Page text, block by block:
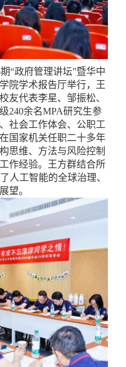
“政府管理讲坛”暨华中
院学术报告厅举行，王
友代表李星、邹振松、
240余名MPA研究生参
社会工作体会、公职工
国家机关任职二十多年
思维、方法与风险控制
作经验。王方群结合所
人工智能的全球治理、
望。